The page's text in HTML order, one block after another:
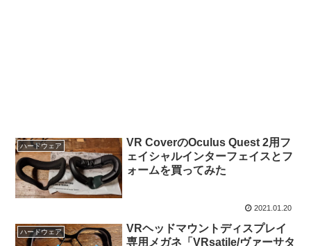
ハードウェア
VR CoverのOculus Quest 2用フ
ェイシャルインターフェイスとフ
ォームを買ってみた
2021.01.20
ハードウェア
VRヘッドマウントディスプレイ
専用メガネ「VRsatile/ヴァーサタ